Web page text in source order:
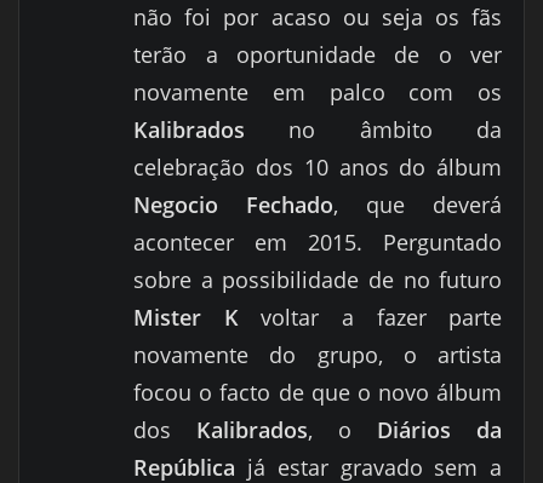
não foi por acaso ou seja os fãs
terão a oportunidade de o ver
novamente em palco com os
Kalibrados no âmbito da
celebração dos 10 anos do álbum
Negocio Fechado, que deverá
acontecer em 2015. Perguntado
sobre a possibilidade de no futuro
Mister Kvoltar a fazer parte
novamente do grupo, o artista
focou o facto de que o novo álbum
dos Kalibrados, o Diários da
República já estar gravado sem a